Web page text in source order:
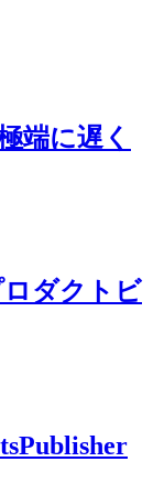
端に遅く
ロダクトビ